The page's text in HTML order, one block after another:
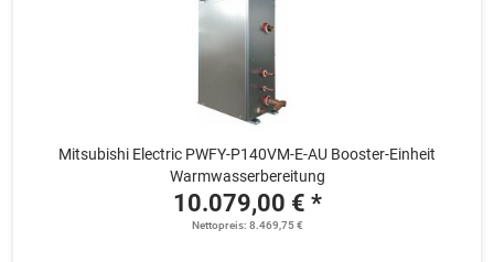
Mitsubishi Electric PWFY-P140VM-E-AU Booster-Einheit
Warmwasserbereitung
10.079,00 € *
Nettopreis: 8.469,75 €